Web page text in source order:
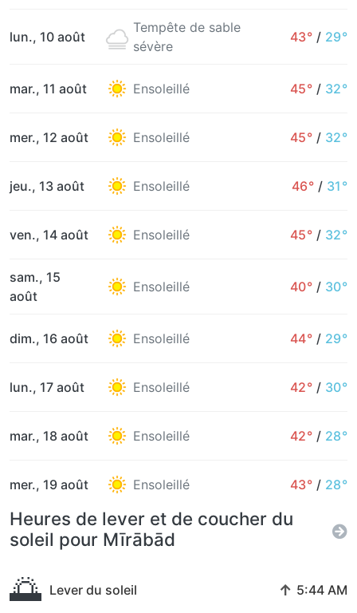
lun., 10 août
Tempête de sable
sévère
43° / 29°
mar., 11 août Ensoleillé 45° / 32°
mer., 12 août Ensoleillé 45° / 32°
jeu., 13 août Ensoleillé 46° / 31°
ven., 14 août Ensoleillé 45° / 32°
sam., 15
août
Ensoleillé 40° / 30°
dim., 16 août Ensoleillé 44° / 29°
lun., 17 août Ensoleillé 42° / 30°
mar., 18 août Ensoleillé 42° / 28°
mer., 19 août Ensoleillé 43° / 28°
Heures de lever et de coucher du
soleil pour Mīrābād
🌅 Lever du soleil ↑ 5:44 AM